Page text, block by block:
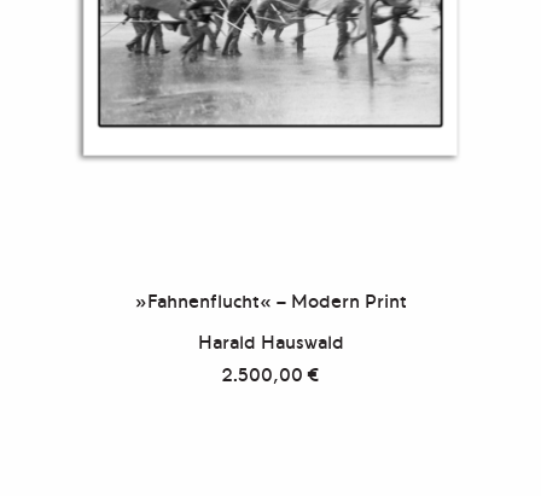
»Fahnenflucht« – Modern Print
Harald Hauswald
2.500,00€